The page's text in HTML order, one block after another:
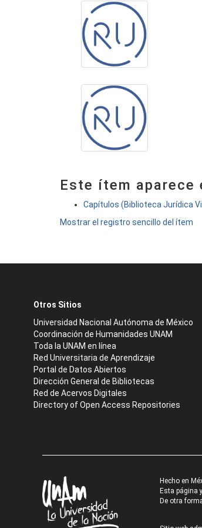
Este ítem
Capítulos (Biblioteca Jurídica
Mostrar el registro sencillo del ítem
Otros Sitios
Universidad Nacional Autónoma de México
Coordinación de Humanidades UNAM
Toda la UNAM en línea
Red Universitaria de Aprendizaje
Portal de Datos Abiertos
Dirección General de Bibliotecas
Red de Acervos Digitales
Directory of Open Access Repositories
Hecho en
Esta página
De otra